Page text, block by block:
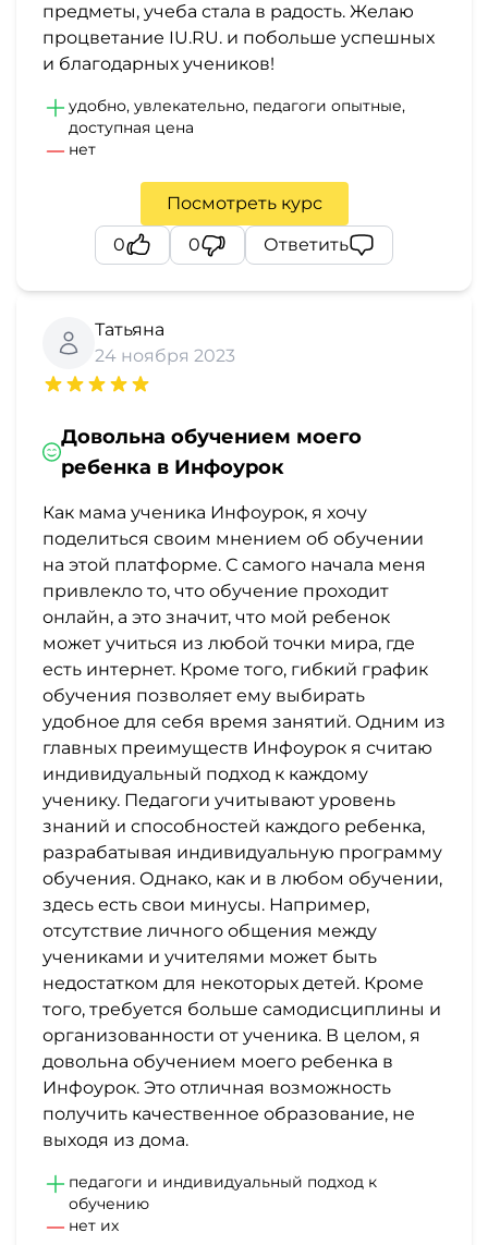
предметы, учеба стала в радость. Желаю
процветание IU.RU. и побольше успешных
и благодарных учеников!
удобно, увлекательно, педагоги опытные,
доступная цена
нет
Посмотреть курс
0
0 Ответить
Татьяна
24 ноября 2023
Довольна обучением моего
ребенка в Инфоурок
Как мама ученика Инфоурок, я хочу
поделиться своим мнением об обучении
на этой платформе. С самого начала меня
привлекло то, что обучение проходит
онлайн, а это значит, что мой ребенок
может учиться из любой точки мира, где
есть интернет. Кроме того, гибкий график
обучения позволяет ему выбирать
удобное для себя время занятий. Одним из
главных преимуществ Инфоурок я считаю
индивидуальный подход к каждому
ученику. Педагоги учитывают уровень
знаний и способностей каждого ребенка,
разрабатывая индивидуальную программу
обучения. Однако, как и в любом обучении,
здесь есть свои минусы. Например,
отсутствие личного общения между
учениками и учителями может быть
недостатком для некоторых детей. Кроме
того, требуется больше самодисциплины и
организованности от ученика. В целом, я
довольна обучением моего ребенка в
Инфоурок. Это отличная возможность
получить качественное образование, не
выходя из дома.
педагоги и индивидуальный подход к
обучению
нет их